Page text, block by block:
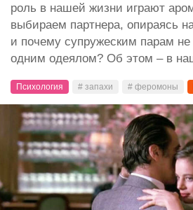
роль в нашей жизни играют
выбираем партнера, опираясь
и почему супружеским парам не
одним одеялом? Об этом – в
Психология # запахи # феромоны